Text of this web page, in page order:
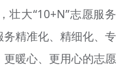
壮大“10+N”志愿服务
精准化、精细化、专
暖心、更用心的志愿